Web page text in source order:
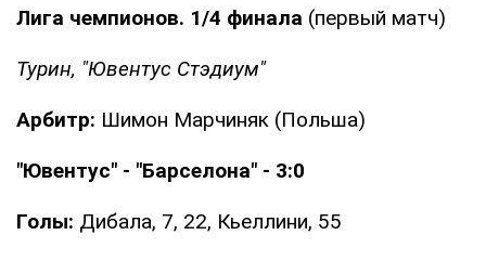
Лига чемпионов. 1/4 финала (первый матч)
Турин, "Ювентус Стэдиум"
Арбитр: Шимон Марчиняк (Польша)
"Ювентус" - "Барселона" - 3:0
Голы: Дибала, 7, 22, Кьеллини, 55